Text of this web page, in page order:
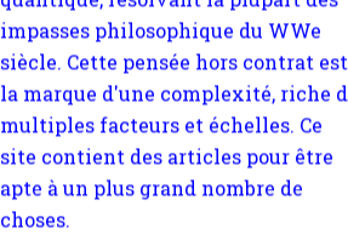
multiples facteurs et échelles. Ce
site contient des articles pour être
apte à un plus grand nombre de
choses.